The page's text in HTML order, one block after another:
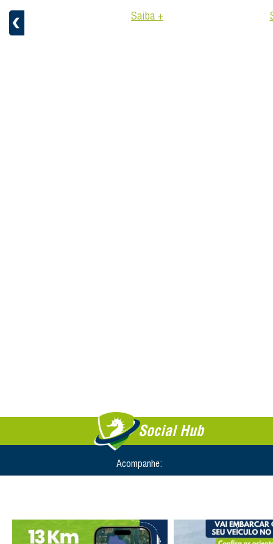
+ Saiba +
Social Hub
Acompanhe: